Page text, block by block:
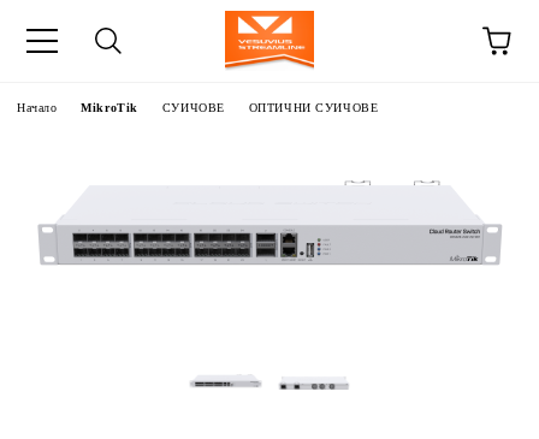
Начало MikroTik СУИЧОВЕ ОПТИЧНИ СУИЧОВЕ